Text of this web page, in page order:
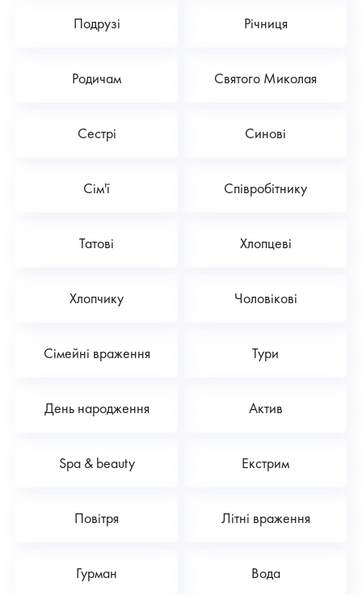
Подрузі Річниця
Родичам Святого Миколая
Сестрі Синові
Сім'ї Співробітнику
Татові Хлопцеві
Хлопчику Чоловікові
Сімейні враження Тури
День народження Актив
Spa & beauty Екстрим
Повітря Літні враження
Гурман Вода